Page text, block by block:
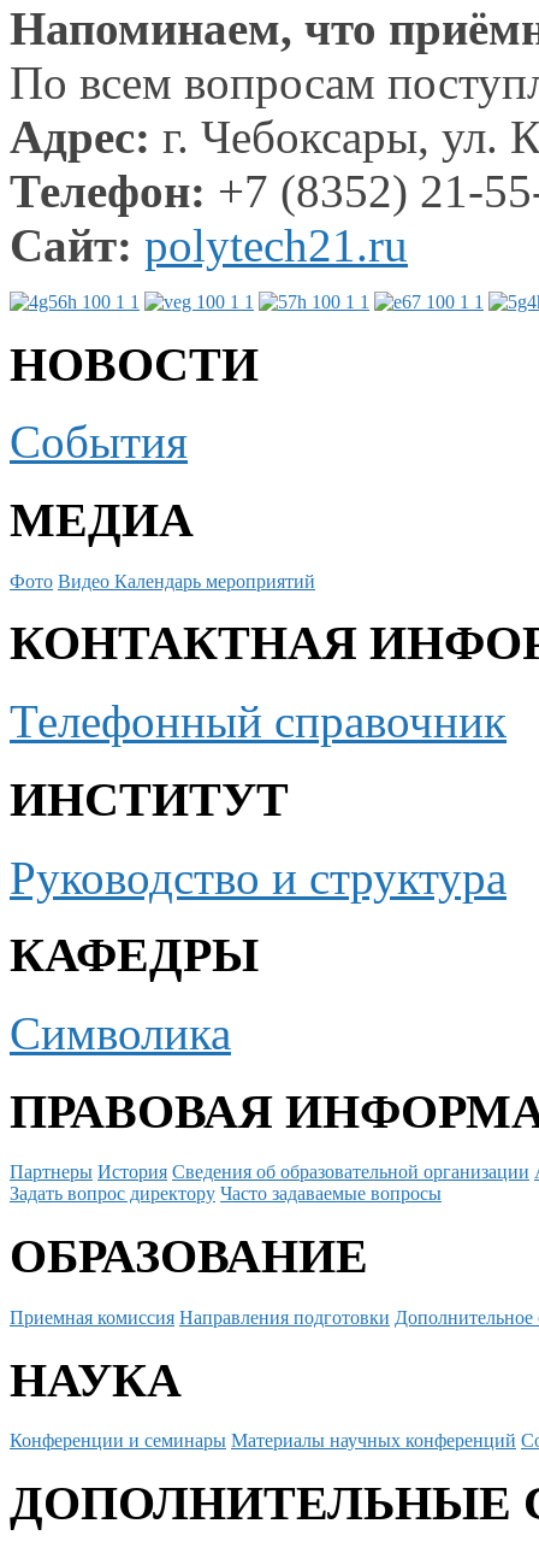
Напоминаем, что
По всем вопросам
Адрес: г. Чебоксары, ул.
Телефон: +7 (8352) 21-
Сайт: polytech21.ru
НОВОСТИ
События
МЕДИА
Фото Видео Календарь мероприятий
КОНТАКТНАЯ
Телефонный справочник
ИНСТИТУТ
Руководство и структура
КАФЕДРЫ
Символика
ПРАВОВАЯ
Партнеры История Сведения об образовательной организации
Задать вопрос директору Часто задаваемые вопросы
ОБРАЗОВАНИЕ
Приемная комиссия Направления подготовки Дополнительное
НАУКА
Конференции и семинары Материалы научных конференций
ДОПОЛНИТЕЛЬНЫЕ